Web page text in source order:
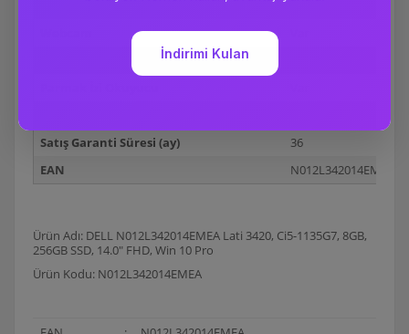
Satış Garanti Süresi (ay)
36
EAN
N012L342014EMEA
Ürün Adı: DELL N012L342014EMEA Lati 3420, Ci5-1135G7, 8GB,
256GB SSD, 14.0" FHD, Win 10 Pro
Ürün Kodu: N012L342014EMEA